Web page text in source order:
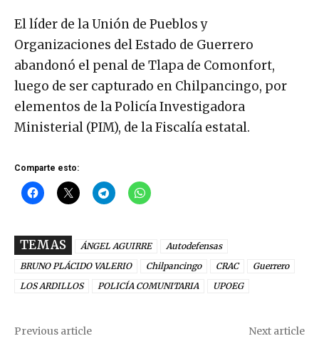
El líder de la Unión de Pueblos y
Organizaciones del Estado de Guerrero
abandonó el penal de Tlapa de Comonfort,
luego de ser capturado en Chilpancingo, por
elementos de la Policía Investigadora
Ministerial (PIM), de la Fiscalía estatal.
Comparte esto:
TEMAS ÁNGEL AGUIRRE
Autodefensas
BRUNO PLÁCIDO VALERIO
Chilpancingo CRAC
Guerrero
LOS ARDILLOS
POLICÍA COMUNITARIA UPOEG
Previous article Next article